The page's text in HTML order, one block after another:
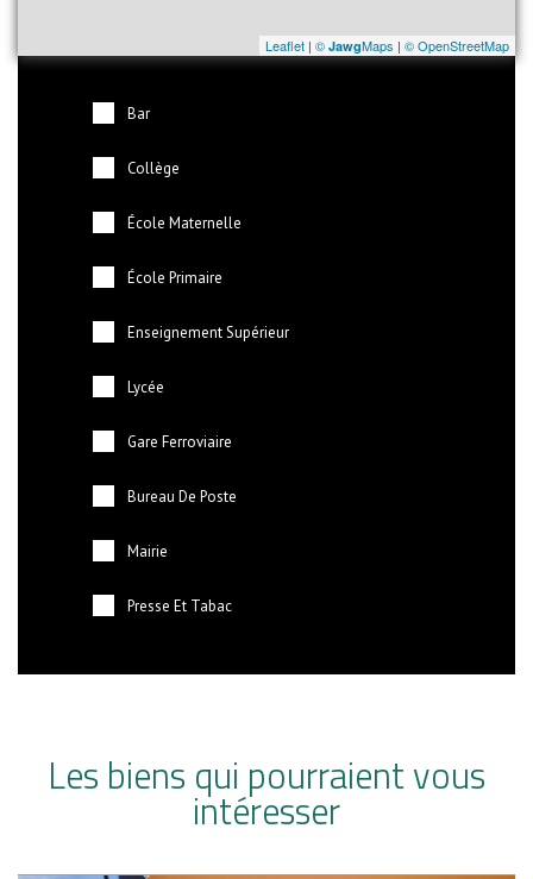
Leaflet | © JawgMaps | © OpenStreetMap
Bar
Collège
École Maternelle
École Primaire
Enseignement Supérieur
Lycée
Gare Ferroviaire
Bureau De Poste
Mairie
Presse Et Tabac
Les biens qui pourraient vous
intéresser